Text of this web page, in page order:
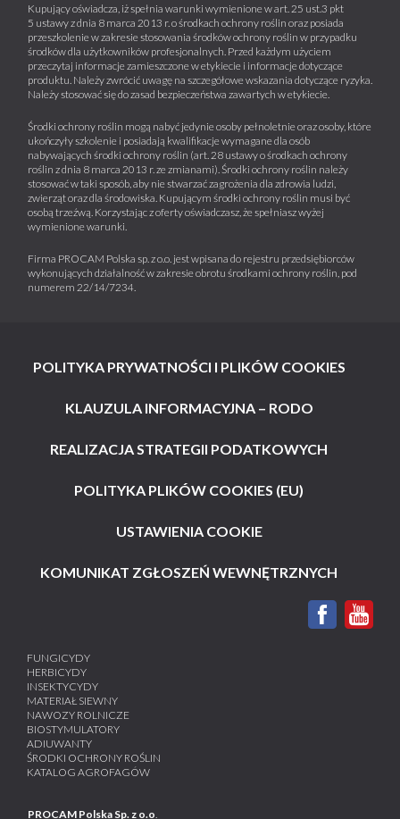
Kupujący oświadcza, iż spełnia warunki wymienione w art. 25 ust.3 pkt
5 ustawy z dnia 8 marca 2013 r. o środkach ochrony roślin oraz posiada
przeszkolenie w zakresie stosowania środków ochrony roślin w przypadku
środków dla użytkowników profesjonalnych. Przed każdym użyciem
przeczytaj informacje zamieszczone w etykiecie i informacje dotyczące
produktu. Należy zwrócić uwagę na szczegółowe wskazania dotyczące ryzyka.
Należy stosować się do zasad bezpieczeństwa zawartych w etykiecie.
Środki ochrony roślin mogą nabyć jedynie osoby pełnoletnie oraz osoby, które
ukończyły szkolenie i posiadają kwalifikacje wymagane dla osób
nabywających środki ochrony roślin (art. 28 ustawy o środkach ochrony
roślin z dnia 8 marca 2013 r. ze zmianami). Środki ochrony roślin należy
stosować w taki sposób, aby nie stwarzać zagrożenia dla zdrowia ludzi,
zwierząt oraz dla środowiska. Kupującym środki ochrony roślin musi być
osobą trzeźwą. Korzystając z oferty oświadczasz, że spełniasz wyżej
wymienione warunki.
Firma PROCAM Polska sp. z o.o. jest wpisana do rejestru przedsiębiorców
wykonujących działalność w zakresie obrotu środkami ochrony roślin, pod
numerem 22/14/7234.
POLITYKA PRYWATNOŚCI I PLIKÓW COOKIES
KLAUZULA INFORMACYJNA – RODO
REALIZACJA STRATEGII PODATKOWYCH
POLITYKA PLIKÓW COOKIES (EU)
USTAWIENIA COOKIE
KOMUNIKAT ZGŁOSZEŃ WEWNĘTRZNYCH
FUNGICYDY
HERBICYDY
INSEKTYCYDY
MATERIAŁ SIEWNY
NAWOZY ROLNICZE
BIOSTYMULATORY
ADIUWANTY
ŚRODKI OCHRONY ROŚLIN
KATALOG AGROFAGÓW
PROCAM Polska Sp. z o.o